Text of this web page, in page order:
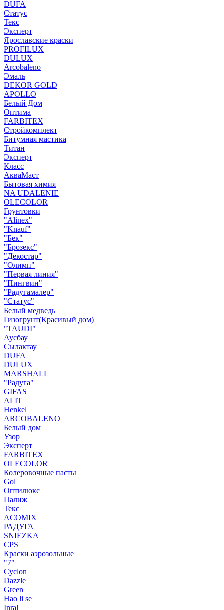
DUFA
Статус
Текс
Эксперт
Ярославские краски
PROFILUX
DULUX
Arcobaleno
Эмаль
DEKOR GOLD
APOLLO
Белый Дом
Оптима
FARBITEX
Стройкомплект
Битумная мастика
Титан
Эксперт
Класс
АкваМаст
Бытовая химия
NA UDALENIE
OLECOLOR
Грунтовки
"Alinex"
"Knauf"
"Бек"
"Брозекс"
"Декостар"
"Олимп"
"Первая линия"
"Пингвин"
"Радугамалер"
"Статус"
Белый медведь
Гизогрунт(Красивый дом)
"TAUDI"
Аусбау
Сылактау
DUFA
DULUX
MARSHALL
"Радуга"
GIFAS
ALIT
Henkel
ARCOBALENO
Белый дом
Узор
Эксперт
FARBITEX
OLECOLOR
Колеровочные пасты
Gol
Оптилюкс
Палиж
Текс
ACOMIX
РАДУГА
SNIEZKA
CPS
Краски аэрозольные
"7"
Cyclon
Dazzle
Green
Hao li se
Inral